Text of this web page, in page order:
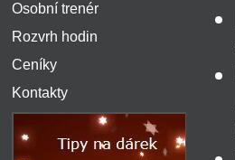
Osobní trenér
Rozvrh hodin
Ceníky
Kontakty